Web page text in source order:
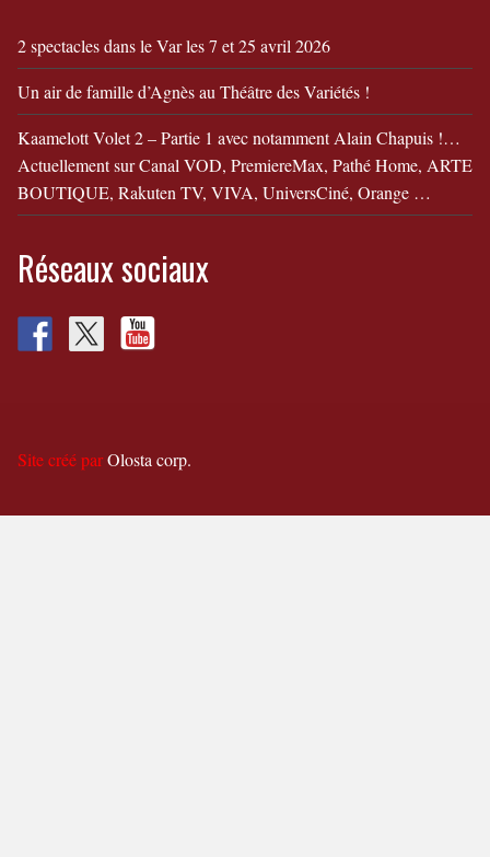
2 spectacles dans le Var les 7 et 25 avril 2026
Un air de famille d’Agnès au Théâtre des Variétés !
Kaamelott Volet 2 – Partie 1 avec notamment Alain Chapuis !…
Actuellement sur Canal VOD, PremiereMax, Pathé Home, ARTE
BOUTIQUE, Rakuten TV, VIVA, UniversCiné, Orange …
Réseaux sociaux
Site créé parOlosta corp.